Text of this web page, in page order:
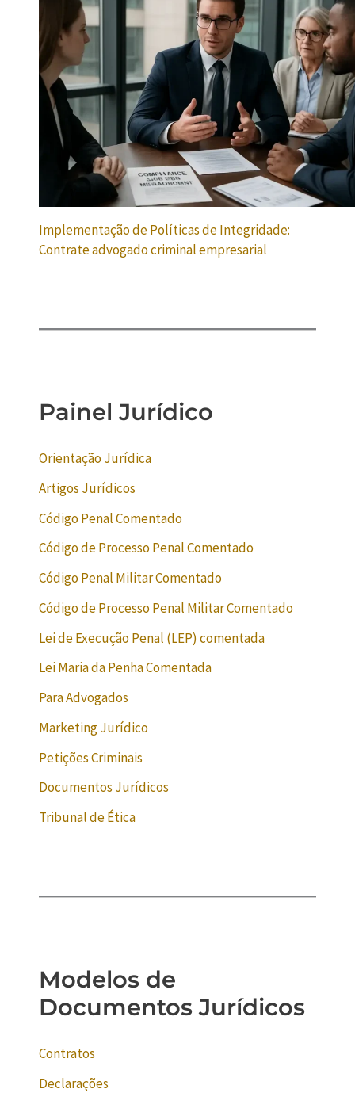
Implementação de Políticas de Integridade:
Contrate advogado criminal empresarial
Painel Jurídico
Orientação Jurídica
Artigos Jurídicos
Código Penal Comentado
Código de Processo Penal Comentado
Código Penal Militar Comentado
Código de Processo Penal Militar Comentado
Lei de Execução Penal (LEP) comentada
Lei Maria da Penha Comentada
Para Advogados
Marketing Jurídico
Petições Criminais
Documentos Jurídicos
Tribunal de Ética
Modelos de
Documentos Jurídicos
Contratos
Declarações